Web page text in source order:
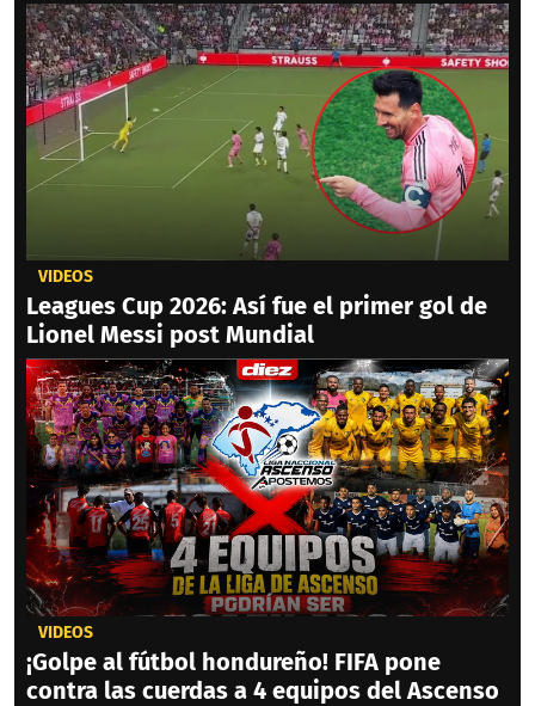
VIDEOS
Leagues Cup 2026: Así fue el primer gol de
Lionel Messi post Mundial
VIDEOS
¡Golpe al fútbol hondureño! FIFA pone
contra las cuerdas a 4 equipos del Ascenso